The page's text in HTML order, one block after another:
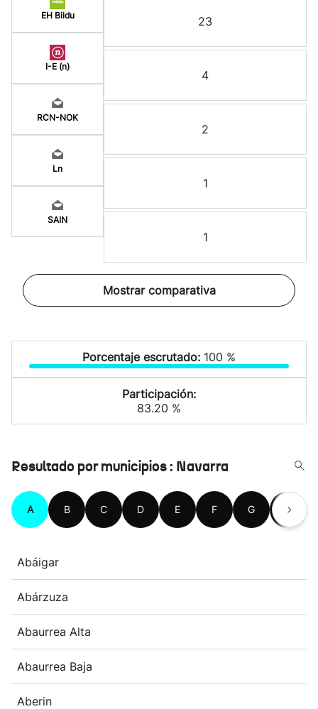
EH Bildu
I-E (n)
RCN-NOK
Ln
SAIN
23
4
2
1
1
Mostrar comparativa
Porcentaje escrutado: 100 %
Participación:
83.20 %
Resultado por municipios : Navarra
A B C D E F G H
Abáigar
Abárzuza
Abaurrea Alta
Abaurrea Baja
Aberin